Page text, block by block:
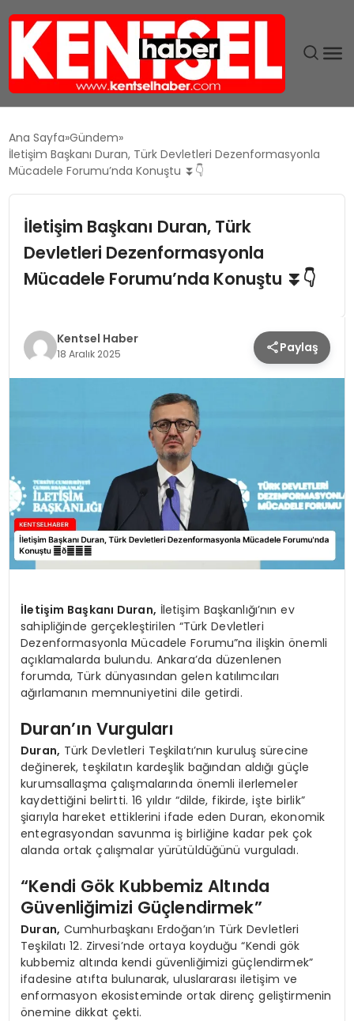
GÜNDEM
EĞITIM
MAGAZIN
KÜLTÜR & SANAT
Ana Sayfa Gündem
İletişim Başkanı Duran, Türk Devletleri Dezenformasyonla
Mücadele Forumu’nda Konuştu ⏬👇
İletişim Başkanı Duran, Türk
Devletleri Dezenformasyonla
Mücadele Forumu’nda Konuştu ⏬👇
Kentsel Haber
18 Aralık 2025 Paylaş
İletişim Başkanı Duran, İletişim Başkanlığı’nın ev
sahipliğinde gerçekleştirilen “Türk Devletleri
Dezenformasyonla Mücadele Forumu”na ilişkin önemli
açıklamalarda bulundu. Ankara’da düzenlenen
forumda, Türk dünyasından gelen katılımcıları
ağırlamanın memnuniyetini dile getirdi.
Duran’ın Vurguları
Duran, Türk Devletleri Teşkilatı’nın kuruluş sürecine
değinerek, teşkilatın kardeşlik bağından aldığı güçle
kurumsallaşma çalışmalarında önemli ilerlemeler
kaydettiğini belirtti. 16 yıldır “dilde, fikirde, işte birlik”
şiarıyla hareket ettiklerini ifade eden Duran, ekonomik
entegrasyondan savunma iş birliğine kadar pek çok
alanda ortak çalışmalar yürütüldüğünü vurguladı.
“Kendi Gök Kubbemiz Altında
Güvenliğimizi Güçlendirmek”
Duran, Cumhurbaşkanı Erdoğan’ın Türk Devletleri
Teşkilatı 12. Zirvesi’nde ortaya koyduğu “Kendi gök
kubbemiz altında kendi güvenliğimizi güçlendirmek”
ifadesine atıfta bulunarak, uluslararası iletişim ve
enformasyon ekosisteminde ortak direnç geliştirmenin
önemine dikkat çekti.